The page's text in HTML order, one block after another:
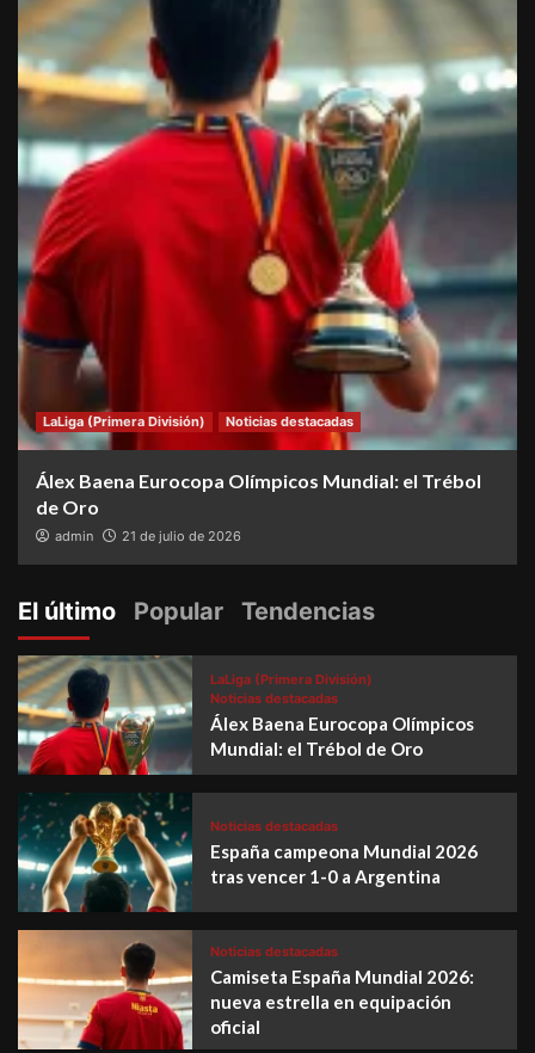
LaLiga (Primera División) Noticias destacadas
Álex Baena Eurocopa Olímpicos Mundial: el Trébol
de Oro
admin 21 de julio de 2026
El último Popular Tendencias
LaLiga (Primera División)
Noticias destacadas
Álex Baena Eurocopa Olímpicos
Mundial: el Trébol de Oro
Noticias destacadas
España campeona Mundial 2026
tras vencer 1-0 a Argentina
Noticias destacadas
Camiseta España Mundial 2026:
nueva estrella en equipación
oficial